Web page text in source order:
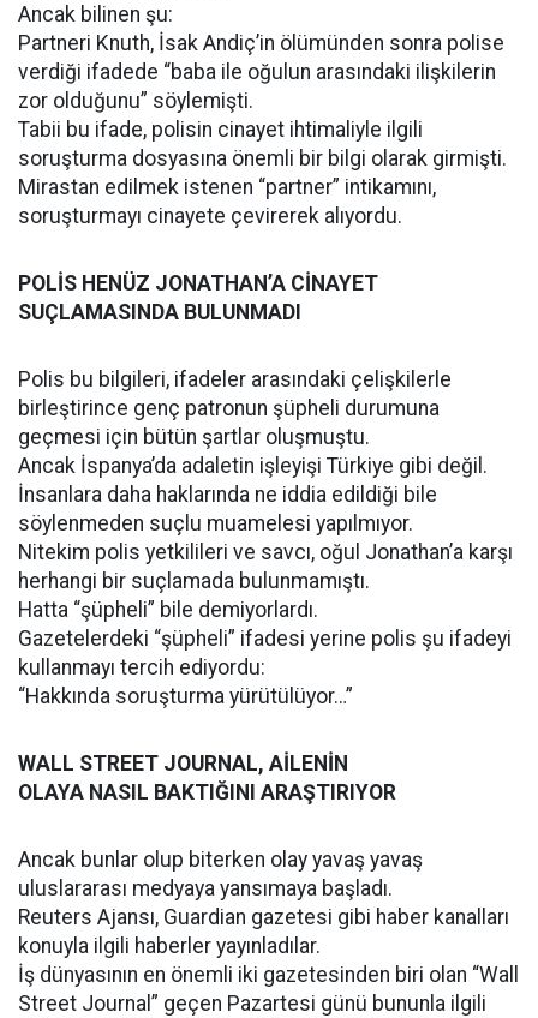
Ancak bilinen şu:
Partneri Knuth, İsak Andiç’in ölümünden sonra polise
verdiği ifadede “baba ile oğulun arasındaki ilişkilerin
zor olduğunu” söylemişti.
Tabii bu ifade, polisin cinayet ihtimaliyle ilgili
soruşturma dosyasına önemli bir bilgi olarak girmişti.
Mirastan edilmek istenen “partner” intikamını,
soruşturmayı cinayete çevirerek alıyordu.
POLİS HENÜZ JONATHAN’A CİNAYET
SUÇLAMASINDA BULUNMADI
Polis bu bilgileri, ifadeler arasındaki çelişkilerle
birleştirince genç patronun şüpheli durumuna
geçmesi için bütün şartlar oluşmuştu.
Ancak İspanya’da adaletin işleyişi Türkiye gibi değil.
İnsanlara daha haklarında ne iddia edildiği bile
söylenmeden suçlu muamelesi yapılmıyor.
Nitekim polis yetkilileri ve savcı, oğul Jonathan’a karşı
herhangi bir suçlamada bulunmamıştı.
Hatta “şüpheli” bile demiyorlardı.
Gazetelerdeki “şüpheli” ifadesi yerine polis şu ifadeyi
kullanmayı tercih ediyordu:
“Hakkında soruşturma yürütülüyor…”
WALL STREET JOURNAL, AİLENİN
OLAYA NASIL BAKTIĞINI ARAŞTIRIYOR
Ancak bunlar olup biterken olay yavaş yavaş
uluslararası medyaya yansımaya başladı.
Reuters Ajansı, Guardian gazetesi gibi haber kanalları
konuyla ilgili haberler yayınladılar.
İş dünyasının en önemli iki gazetesinden biri olan “Wall
Street Journal” geçen Pazartesi günü bununla ilgili